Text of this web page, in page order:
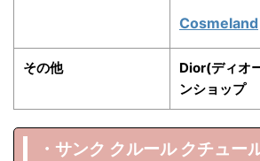
Cosmeland
その他
Dior(ディオ
ンショップ
・サンク クルール クチュー